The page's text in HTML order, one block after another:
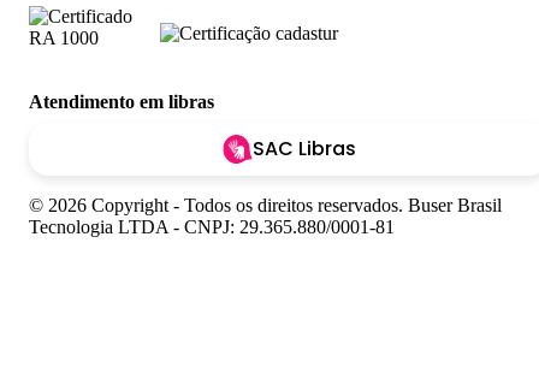
Atendimento em libras
SAC Libras
© 2026 Copyright - Todos os direitos reservados. Buser Brasil
Tecnologia LTDA - CNPJ: 29.365.880/0001-81